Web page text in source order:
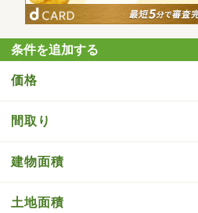
条件を追加する
価格
間取り
建物面積
土地面積